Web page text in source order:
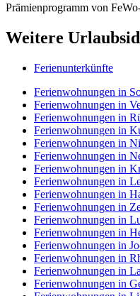
Prämienprogramm von
Weitere
Ferienunterkünfte
Ferienwohnungen in
Ferienwohnungen in
Ferienwohnungen in
Ferienwohnungen in
Ferienwohnungen in
Ferienwohnungen in
Ferienwohnungen in
Ferienwohnungen in
Ferienwohnungen in
Ferienwohnungen in
Ferienwohnungen in
Ferienwohnungen in
Ferienwohnungen in
Ferienwohnungen in
Ferienwohnungen in
Ferienwohnungen in